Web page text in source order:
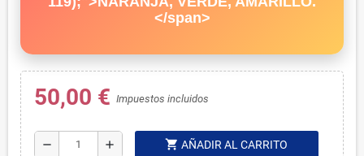
</span>
50,00 € Impuestos incluidos
remove add shopping_cart AÑADIR AL CARRITO